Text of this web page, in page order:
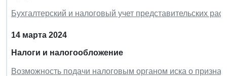
Бухгалтерский и налоговый учет представительских
14 марта 2024
Налоги и налогообложение
Возможность подачи налоговым органом иска о